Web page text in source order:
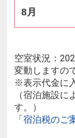
8月
空室状況：
変動しますの
※表示代金に
（宿泊施設
す。）
「 宿泊税のご